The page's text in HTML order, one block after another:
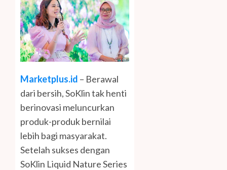
Marketplus.id – Berawal
dari bersih, SoKlin tak henti
berinovasi meluncurkan
produk-produk bernilai
lebih bagi masyarakat.
Setelah sukses dengan
SoKlin Liquid Nature Series